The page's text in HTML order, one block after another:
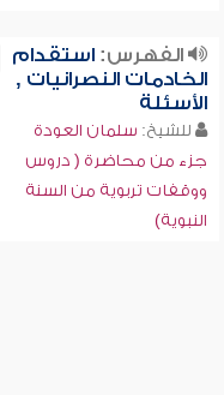
الفهرس:استقدام
الخادمات النصرانيات ,
الأسئلة
للشيخ: سلمان العودة
جزء من محاضرة ( دروس
ووقفات تربوية من السنة
النبوية)